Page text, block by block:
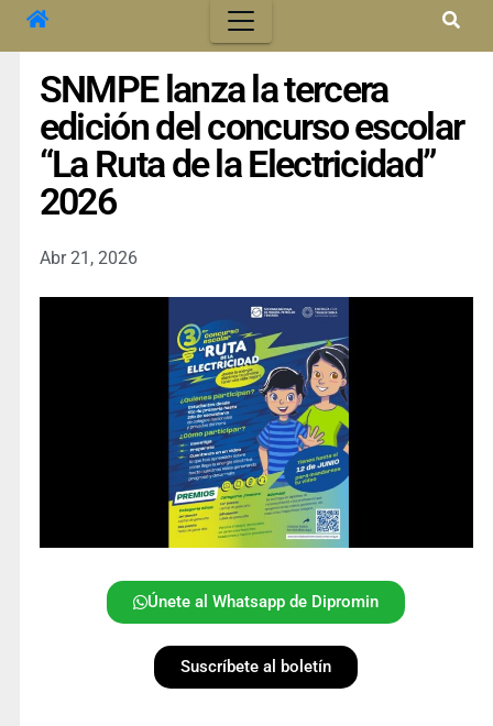
SNMPE lanza la tercera
edición del concurso escolar
“La Ruta de la Electricidad”
2026
Abr 21, 2026
Únete al Whatsapp de Dipromin
Suscríbete al boletín